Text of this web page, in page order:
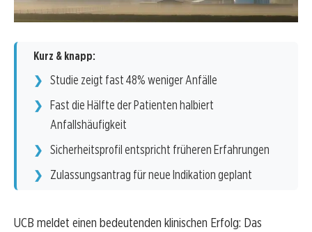
Kurz & knapp:
Studie zeigt fast 48% weniger Anfälle
Fast die Hälfte der Patienten halbiert
Anfallshäufigkeit
Sicherheitsprofil entspricht früheren Erfahrungen
Zulassungsantrag für neue Indikation geplant
UCB meldet einen bedeutenden klinischen Erfolg: Das